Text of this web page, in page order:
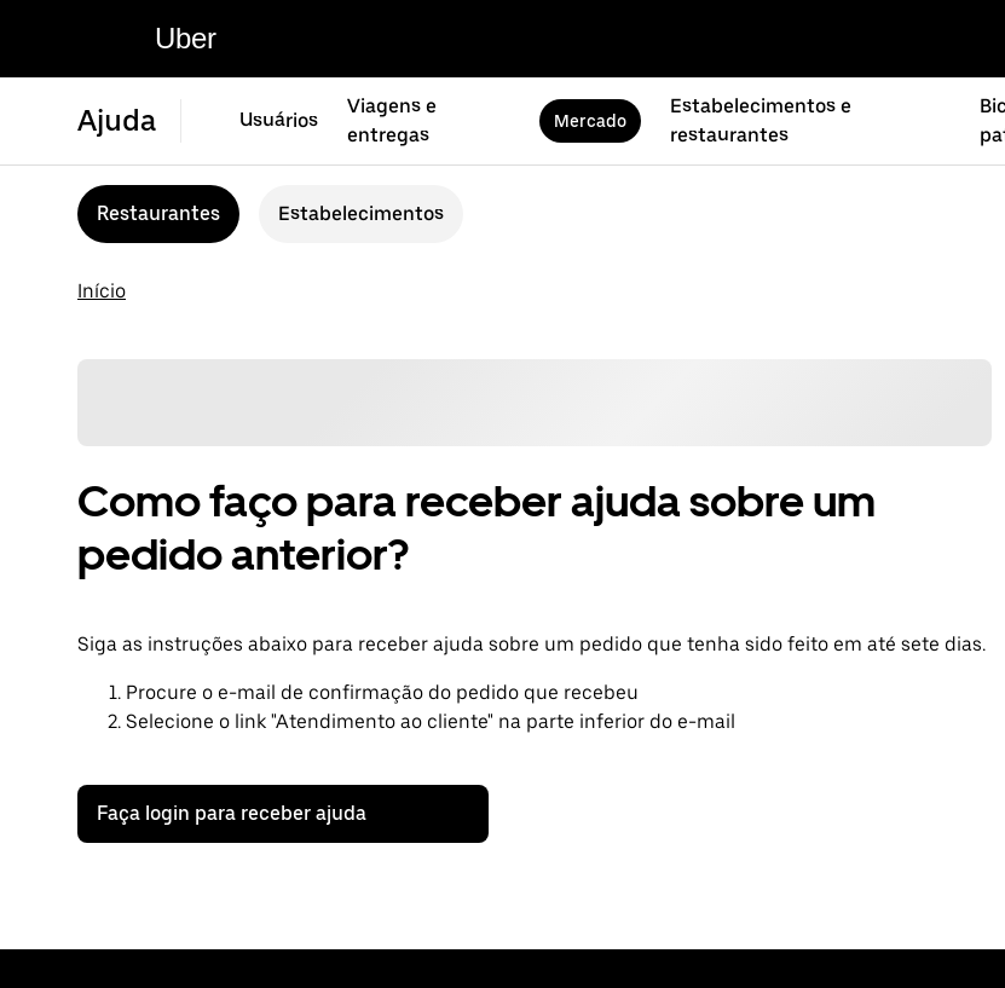
Uber
Ajuda Usuários
Viagens e
entregas
Mercado
Estabelecimentos e
restaurantes
Restaurantes Estabelecimentos
Início
Como faço para receber ajuda sobre um
pedido anterior?
Siga as instruções abaixo para receber ajuda sobre um pedido que tenha sido feito em até sete dias.
Procure o e-mail de confirmação do pedido que recebeu
Selecione o link "Atendimento ao cliente" na parte inferior do e-mail
Faça login para receber ajuda